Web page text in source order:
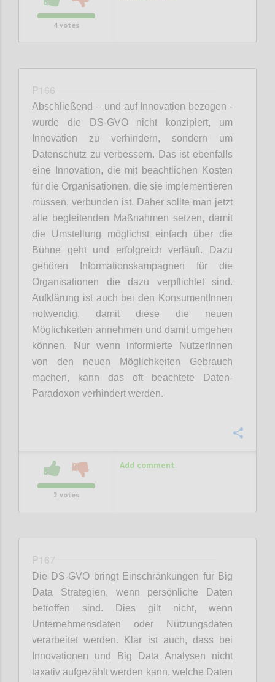
4 votes
P166
Abschließend – und auf Innovation bezogen -
wurde die DS-GVO nicht konzipiert, um
Innovation zu verhindern, sondern um
Datenschutz zu verbessern. Das ist ebenfalls
eine Innovation, die mit beachtlichen Kosten
für die Organisationen, die sie implementieren
müssen, verbunden ist. Daher sollte man jetzt
alle begleitenden Maßnahmen setzen, damit
die Umstellung möglichst einfach über die
Bühne geht und erfolgreich verläuft. Dazu
gehören Informationskampagnen für die
Organisationen die dazu verpflichtet sind.
Aufklärung ist auch bei den KonsumentInnen
notwendig, damit diese die neuen
Möglichkeiten annehmen und damit umgehen
können. Nur wenn informierte NutzerInnen
von den neuen Möglichkeiten Gebrauch
machen, kann das oft beachtete Daten-
Paradoxon verhindert werden.
2 votes
Add comment
P167
Die DS-GVO bringt Einschränkungen für Big
Data Strategien, wenn persönliche Daten
betroffen sind. Dies gilt nicht, wenn
Unternehmensdaten oder Nutzungsdaten
verarbeitet werden. Klar ist auch, dass bei
Innovationen und Big Data Analysen nicht
taxativ aufgezählt werden kann, welche Daten